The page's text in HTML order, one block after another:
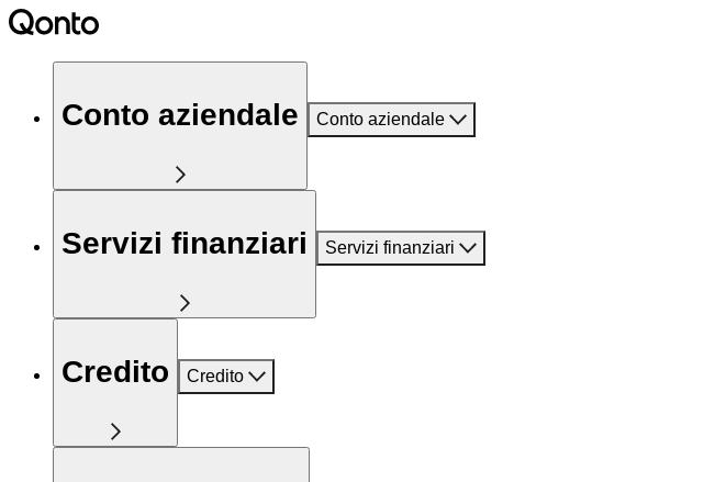
Conto aziendale Conto aziendale
Servizi finanziari Servizi finanziari
Credito Credito